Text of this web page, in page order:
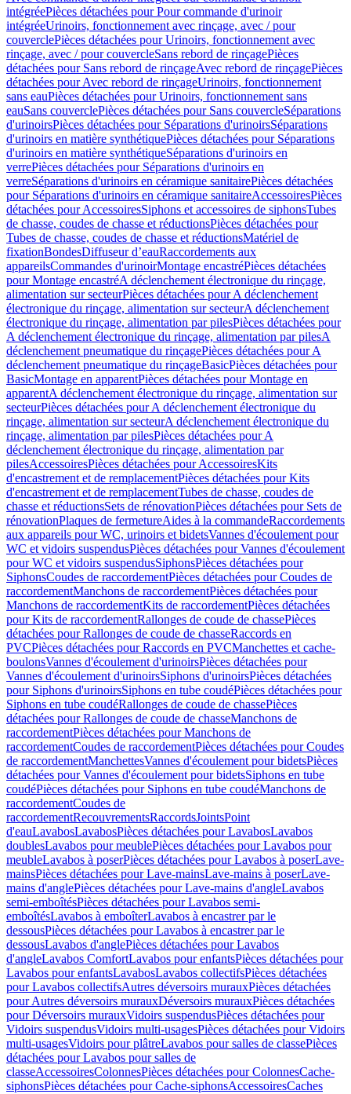
intégréePièces détachées pour Pour commande d'urinoir
intégréeUrinoirs, fonctionnement avec rinçage, avec / pour
couverclePièces détachées pour Urinoirs, fonctionnement avec
rinçage, avec / pour couvercleSans rebord de rinçagePièces
détachées pour Sans rebord de rinçageAvec rebord de rinçagePièces
détachées pour Avec rebord de rinçageUrinoirs, fonctionnement
sans eauPièces détachées pour Urinoirs, fonctionnement sans
eauSans couverclePièces détachées pour Sans couvercleSéparations
d'urinoirsPièces détachées pour Séparations d'urinoirsSéparations
d'urinoirs en matière synthétiquePièces détachées pour Séparations
d'urinoirs en matière synthétiqueSéparations d'urinoirs en
verrePièces détachées pour Séparations d'urinoirs en
verreSéparations d'urinoirs en céramique sanitairePièces détachées
pour Séparations d'urinoirs en céramique sanitaireAccessoiresPièces
détachées pour AccessoiresSiphons et accessoires de siphonsTubes
de chasse, coudes de chasse et réductionsPièces détachées pour
Tubes de chasse, coudes de chasse et réductionsMatériel de
fixationBondesDiffuseur d’eauRaccordements aux
appareilsCommandes d'urinoirMontage encastréPièces détachées
pour Montage encastréA déclenchement électronique du rinçage,
alimentation sur secteurPièces détachées pour A déclenchement
électronique du rinçage, alimentation sur secteurA déclenchement
électronique du rinçage, alimentation par pilesPièces détachées pour
A déclenchement électronique du rinçage, alimentation par pilesA
déclenchement pneumatique du rinçagePièces détachées pour A
déclenchement pneumatique du rinçageBasicPièces détachées pour
BasicMontage en apparentPièces détachées pour Montage en
apparentA déclenchement électronique du rinçage, alimentation sur
secteurPièces détachées pour A déclenchement électronique du
rinçage, alimentation sur secteurA déclenchement électronique du
rinçage, alimentation par pilesPièces détachées pour A
déclenchement électronique du rinçage, alimentation par
pilesAccessoiresPièces détachées pour AccessoiresKits
d'encastrement et de remplacementPièces détachées pour Kits
d'encastrement et de remplacementTubes de chasse, coudes de
chasse et réductionsSets de rénovationPièces détachées pour Sets de
rénovationPlaques de fermetureAides à la commandeRaccordements
aux appareils pour WC, urinoirs et bidetsVannes d'écoulement pour
WC et vidoirs suspendusPièces détachées pour Vannes d'écoulement
pour WC et vidoirs suspendusSiphonsPièces détachées pour
SiphonsCoudes de raccordementPièces détachées pour Coudes de
raccordementManchons de raccordementPièces détachées pour
Manchons de raccordementKits de raccordementPièces détachées
pour Kits de raccordementRallonges de coude de chassePièces
détachées pour Rallonges de coude de chasseRaccords en
PVCPièces détachées pour Raccords en PVCManchettes et cache-
boulonsVannes d'écoulement d'urinoirsPièces détachées pour
Vannes d'écoulement d'urinoirsSiphons d'urinoirsPièces détachées
pour Siphons d'urinoirsSiphons en tube coudéPièces détachées pour
Siphons en tube coudéRallonges de coude de chassePièces
détachées pour Rallonges de coude de chasseManchons de
raccordementPièces détachées pour Manchons de
raccordementCoudes de raccordementPièces détachées pour Coudes
de raccordementManchettesVannes d'écoulement pour bidetsPièces
détachées pour Vannes d'écoulement pour bidetsSiphons en tube
coudéPièces détachées pour Siphons en tube coudéManchons de
raccordementCoudes de
raccordementRecouvrementsRaccordsJointsPoint
d'eauLavabosLavabosPièces détachées pour LavabosLavabos
doublesLavabos pour meublePièces détachées pour Lavabos pour
meubleLavabos à poserPièces détachées pour Lavabos à poserLave-
mainsPièces détachées pour Lave-mainsLave-mains à poserLave-
mains d'anglePièces détachées pour Lave-mains d'angleLavabos
semi-emboîtésPièces détachées pour Lavabos semi-
emboîtésLavabos à emboîterLavabos à encastrer par le
dessousPièces détachées pour Lavabos à encastrer par le
dessousLavabos d'anglePièces détachées pour Lavabos
d'angleLavabos ComfortLavabos pour enfantsPièces détachées pour
Lavabos pour enfantsLavabosLavabos collectifsPièces détachées
pour Lavabos collectifsAutres déversoirs murauxPièces détachées
pour Autres déversoirs murauxDéversoirs murauxPièces détachées
pour Déversoirs murauxVidoirs suspendusPièces détachées pour
Vidoirs suspendusVidoirs multi-usagesPièces détachées pour Vidoirs
multi-usagesVidoirs pour plâtreLavabos pour salles de classePièces
détachées pour Lavabos pour salles de
classeAccessoiresColonnesPièces détachées pour ColonnesCache-
siphonsPièces détachées pour Cache-siphonsAccessoiresCaches